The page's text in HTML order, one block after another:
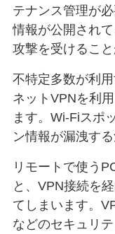
テナンス管理が
情報が公開され
攻撃を受けること
不特定多数が利
ネットVPNを利
ます。Wi-Fiスポ
ン情報が漏洩す
リモートで使う
と、VPN接続を
てしまいます。
などのセキュリ